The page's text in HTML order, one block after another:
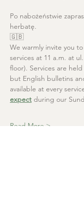
Po nabożeństwie
herbatę.
🇬🇧
We warmly invite you
services at 11 a.m. at
floor). Services are
but English bulletins
available at every
expect during our
Read More >